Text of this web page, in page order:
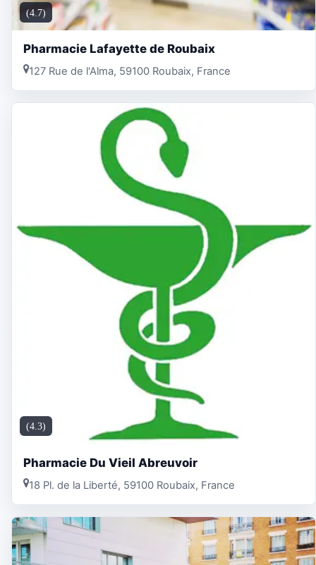
(4.7)
Pharmacie Lafayette de Roubaix
127 Rue de l'Alma, 59100 Roubaix, France
(4.3)
Pharmacie Du Vieil Abreuvoir
18 Pl. de la Liberté, 59100 Roubaix, France